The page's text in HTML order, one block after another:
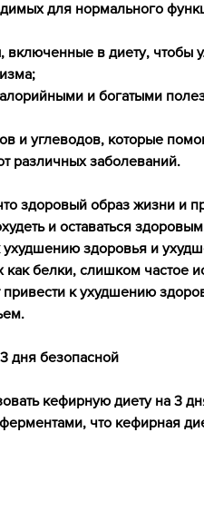
для нормального
включенные в диету, чтобы
и богатыми
и углеводов, которые
различных заболеваний.
здоровый образ жизни и
и оставаться
ухудшению здоровья и
белки, слишком частое
к ухудшению
дня безопасной
кефирную диету на 3
что кефирная